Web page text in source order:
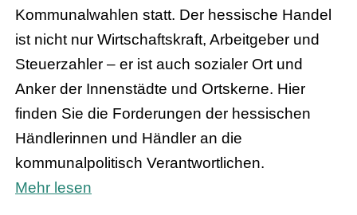
Kommunalwahlen statt. Der hessische Handel
ist nicht nur Wirtschaftskraft, Arbeitgeber und
Steuerzahler – er ist auch sozialer Ort und
Anker der Innenstädte und Ortskerne. Hier
finden Sie die Forderungen der hessischen
Händlerinnen und Händler an die
kommunalpolitisch Verantwortlichen.
Mehr lesen